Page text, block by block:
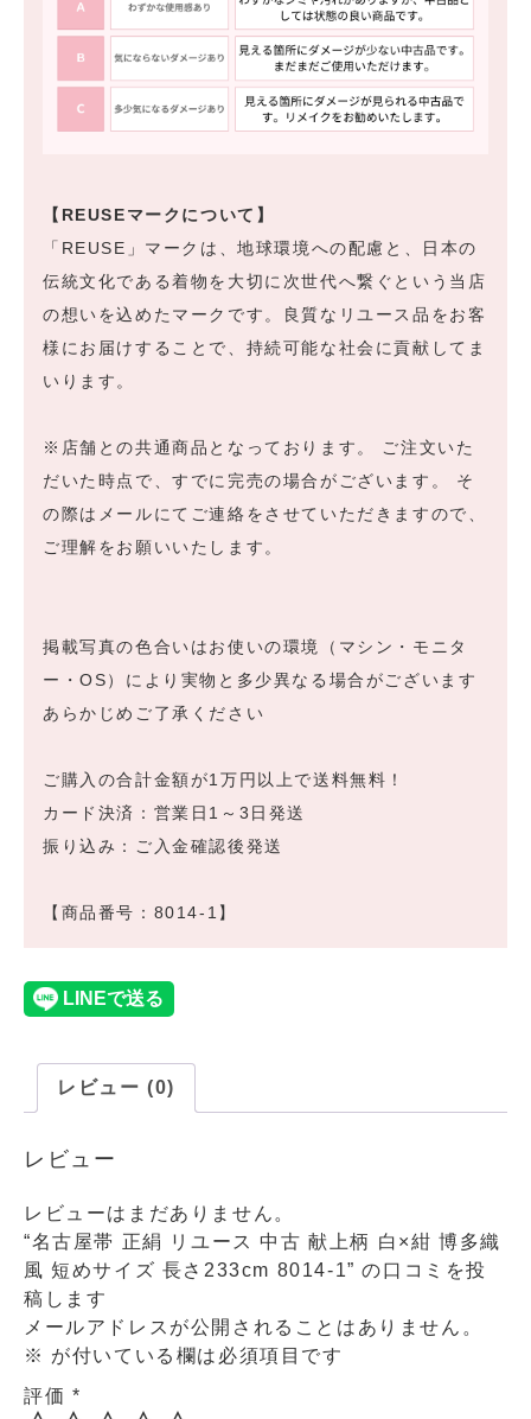
【REUSEマークについて】
「REUSE」マークは、地球環境への配慮と、日本の
伝統文化である着物を大切に次世代へ繋ぐという当店
の想いを込めたマークです。良質なリユース品をお客
様にお届けすることで、持続可能な社会に貢献してま
いります。
※店舗との共通商品となっております。 ご注文いた
だいた時点で、すでに完売の場合がございます。 そ
の際はメールにてご連絡をさせていただきますので、
ご理解をお願いいたします。
掲載写真の色合いはお使いの環境（マシン・モニタ
ー・OS）により実物と多少異なる場合がございます
あらかじめご了承ください
ご購入の合計金額が1万円以上で送料無料！
カード決済：営業日1～3日発送
振り込み：ご入金確認後発送
【商品番号：8014-1】
レビュー (0)
レビュー
レビューはまだありません。
“名古屋帯 正絹 リユース 中古 献上柄 白×紺 博多織
風 短めサイズ 長さ233cm 8014-1” の口コミを投
稿します
メールアドレスが公開されることはありません。
※ が付いている欄は必須項目です
評価 *